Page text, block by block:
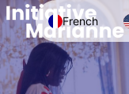
French